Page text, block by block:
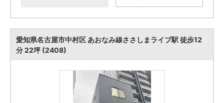
愛知県名古屋市中村区 あおなみ線ささしまライブ駅 徒歩12
分 22坪 (2408)